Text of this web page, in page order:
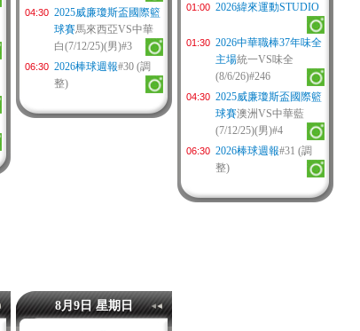
04:30 2025威廉瓊斯盃國際籃
球賽馬來西亞VS中華
白(7/12/25)(男)#3
06:30 2026棒球週報#30 (調
整)
01:00 2026緯來運動STUDIO
01:30 2026中華職棒37年味全
主場統一VS味全
(8/6/26)#246
04:30 2025威廉瓊斯盃國際籃
球賽澳洲VS中華藍
(7/12/25)(男)#4
06:30 2026棒球週報#31 (調
整)
8月9日 星期日